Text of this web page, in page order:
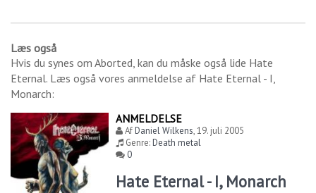
Læs også
Hvis du synes om Aborted, kan du måske også lide Hate
Eternal. Læs også vores anmeldelse af Hate Eternal - I,
Monarch:
ANMELDELSE
AfDaniel Wilkens,19. juli 2005
Genre:Death metal
0
Hate Eternal - I, Monarch